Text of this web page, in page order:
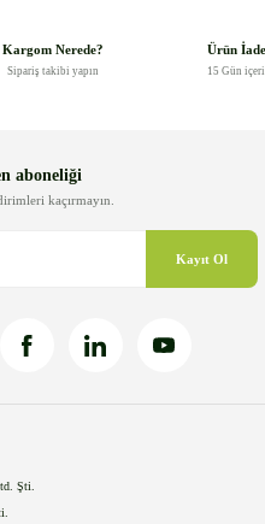
Kargom Nerede?
Sipariş takibi yapın
Ürün
15 Gün
aboneliği
kaçırmayın.
Kayıt Ol
Şti.